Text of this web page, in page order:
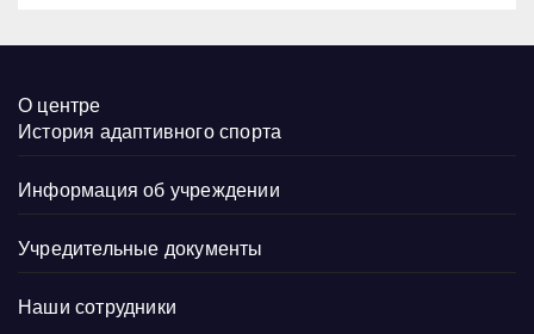
О центре
История адаптивного спорта
Информация об учреждении
Учредительные документы
Наши сотрудники